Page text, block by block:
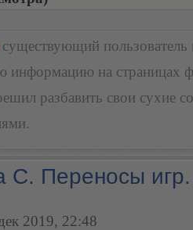
существующий пользователь
информацию на страницах
разбавить свои сухие
С. Переносы
2019, 22:48